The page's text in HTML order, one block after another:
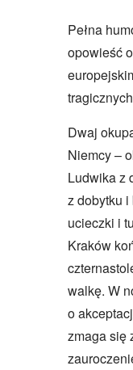
Pełna
opowieść
Dwaj
Niemcy –
Ludwika z
z dobytku
ucieczki i
Kraków
walkę. W
o
zmaga się